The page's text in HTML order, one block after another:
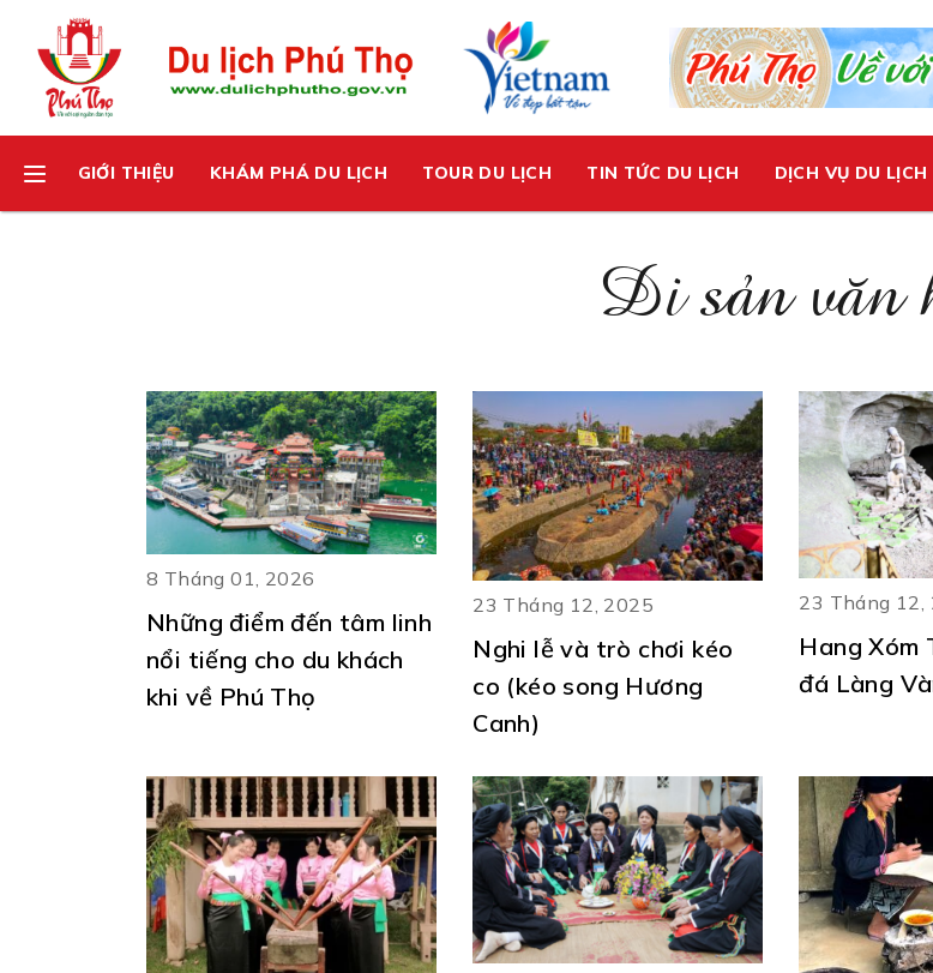
GIỚI THIỆU KHÁM PHÁ DU LỊCH TOUR DU LỊCH TIN TỨC DU LỊCH DỊCH VỤ DU LỊCH
Di sản văn
8 Tháng 01, 2026
Những điểm đến tâm linh
nổi tiếng cho du khách
khi về Phú Thọ
23 Tháng 12, 2025
Nghi lễ và trò chơi kéo
co (kéo song Hương
Canh)
23 Tháng 12,
Hang Xóm
đá Làng